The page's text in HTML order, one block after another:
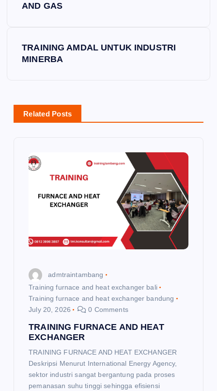
a
v
AND GAS
TRAINING AMDAL UNTUK INDUSTRI
MINERBA
Related Posts
admtraintambang
Training furnace and heat exchanger bali
Training furnace and heat exchanger bandung
July 20, 2026
0 Comments
TRAINING FURNACE AND HEAT
EXCHANGER
TRAINING FURNACE AND HEAT EXCHANGER
Deskripsi Menurut International Energy Agency,
sektor industri sangat bergantung pada proses
pemanasan suhu tinggi sehingga efisiensi